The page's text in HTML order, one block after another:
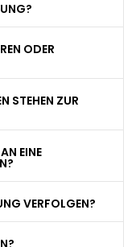
ODER
STEHEN ZUR
EINE
VERFOLGEN?